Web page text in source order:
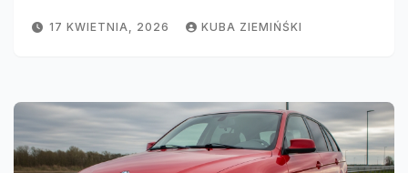
17 KWIETNIA, 2026 KUBA ZIEMIŃŚKI